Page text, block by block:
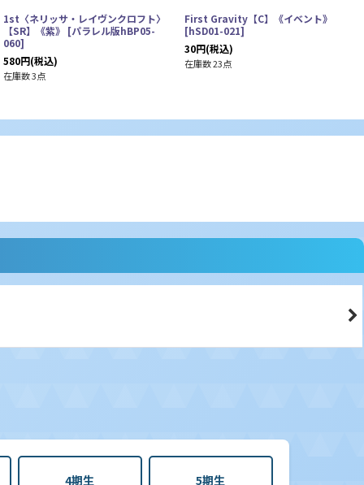
1st〈ネリッサ・レイヴンクロフト〉
【SR】《紫》 [パラレル版hBP05-
060]
580円(税込)
在庫数 3点
First Gravity【C】《イベント》
[hSD01-021]
30円(税込)
在庫数 23点
4期生 5期生